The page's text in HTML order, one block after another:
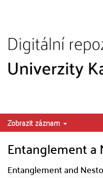
Zobrazit záznam
Entanglement
Entanglement and